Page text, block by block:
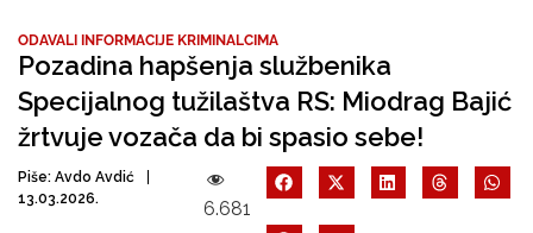
ODAVALI INFORMACIJE KRIMINALCIMA
Pozadina hapšenja službenika
Specijalnog tužilaštva RS: Miodrag Bajić
žrtvuje vozača da bi spasio sebe!
Piše: Avdo Avdić
13.03.2026.
6.681